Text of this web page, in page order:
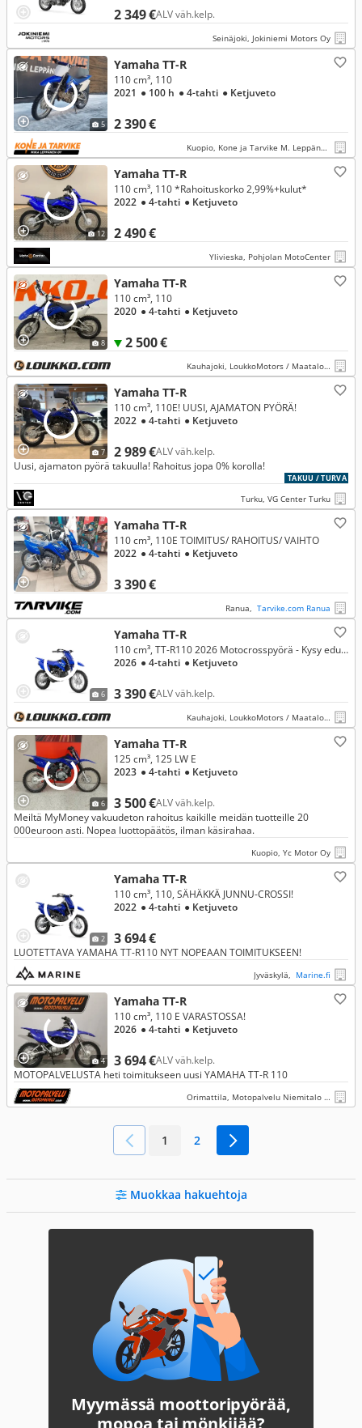
2 349 €ALV väh.kelp.
Seinäjoki, Jokiniemi Motors Oy
5
Yamaha TT-R
2 390 €
110 cm³, 110
2021 ● 100 h ● 4-tahti ● Ketjuveto
Kuopio, Kone ja Tarvike M. Leppänen Oy
12
Yamaha TT-R
2 490 €
110 cm³, 110 *Rahoituskorko 2,99%+kulut*
2022 ● 4-tahti ● Ketjuveto
Ylivieska, Pohjolan MotoCenter
8
Yamaha TT-R
2 500 €
110 cm³, 110
2020 ● 4-tahti ● Ketjuveto
Kauhajoki, LoukkoMotors / Maatalous Kauhajoki
7
Yamaha TT-R
2 989 €ALV väh.kelp.
110 cm³, 110E! UUSI, AJAMATON PYÖRÄ!
2022 ● 4-tahti ● Ketjuveto
Uusi, ajamaton pyörä takuulla! Rahoitus jopa 0% korolla!
TAKUU / TURVA
Turku, VG Center Turku
Yamaha TT-R
3 390 €
110 cm³, 110E TOIMITUS/ RAHOITUS/ VAIHTO
2022 ● 4-tahti ● Ketjuveto
Ranua, Tarvike.com Ranua
6
Yamaha TT-R
3 390 €ALV väh.kelp.
110 cm³, TT-R110 2026 Motocrosspyörä - Kysy edulliset rahoitukset!
2026 ● 4-tahti ● Ketjuveto
Kauhajoki, LoukkoMotors / Maatalous Kauhajoki
6
Yamaha TT-R
3 500 €ALV väh.kelp.
125 cm³, 125 LW E
2023 ● 4-tahti ● Ketjuveto
Meiltä MyMoney vakuudeton rahoitus kaikille meidän tuotteille 20
000euroon asti. Nopea luottopäätös, ilman käsirahaa.
Kuopio, Yc Motor Oy
2
Yamaha TT-R
3 694 €
110 cm³, 110, SÄHÄKKÄ JUNNU-CROSSI!
2022 ● 4-tahti ● Ketjuveto
LUOTETTAVA YAMAHA TT-R110 NYT NOPEAAN TOIMITUKSEEN!
Jyväskylä, Marine.fi
4
Yamaha TT-R
3 694 €ALV väh.kelp.
110 cm³, 110 E VARASTOSSA!
2026 ● 4-tahti ● Ketjuveto
MOTOPALVELUSTA heti toimitukseen uusi YAMAHA TT-R 110
Orimattila, Motopalvelu Niemitalo Oy
1 2
Muokkaa hakuehtoja
Myymässä moottoripyörää,
mopoa tai mönkijää?